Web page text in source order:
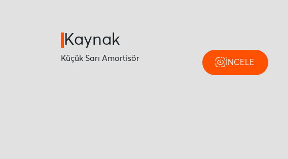
Kaynak
Küçük Sarı Amortisör İNCELE